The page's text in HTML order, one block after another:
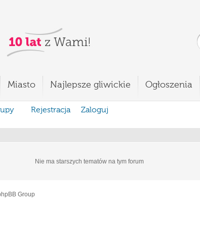
Miasto Najlepsze gliwickie Ogłoszenia
Rejestracja
Zaloguj
Nie ma starszych tematów na tym forum
Group